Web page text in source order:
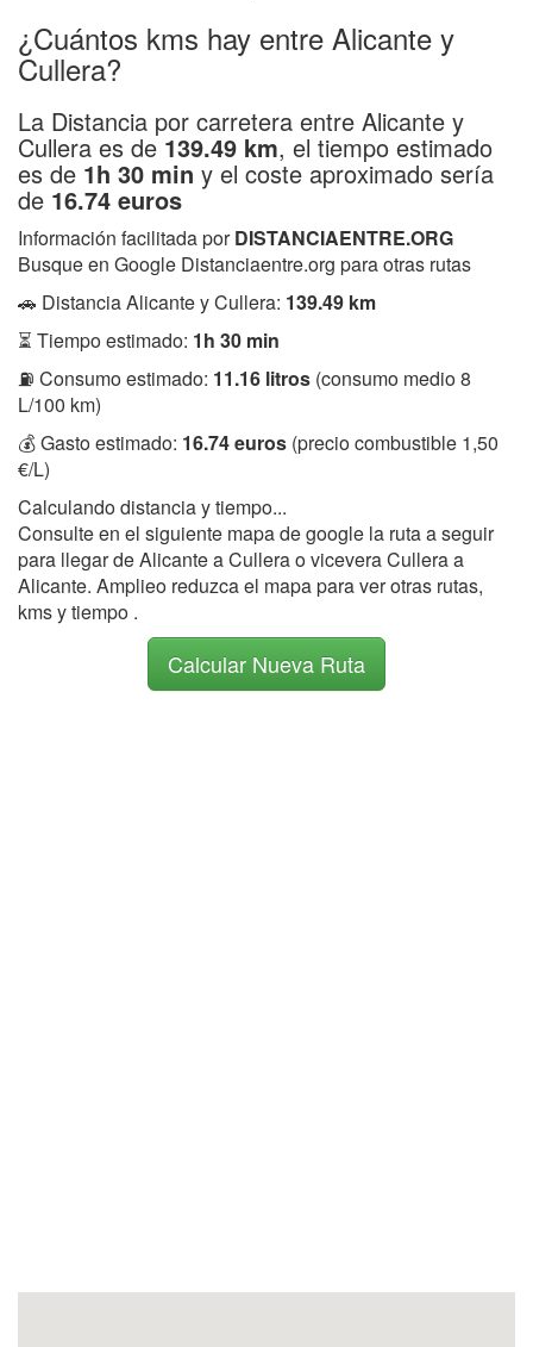
¿Cuántos kms hay entre Alicante y
Cullera?
La Distancia por carretera entre Alicante y
Cullera es de 139.49 km, el tiempo estimado
es de 1h 30 min y el coste aproximado sería
de 16.74 euros
Información facilitada porDISTANCIAENTRE.ORG
Busque en Google Distanciaentre.org para otras rutas
🚗 Distancia Alicante y Cullera: 139.49 km
⏳ Tiempo estimado: 1h 30 min
⛽ Consumo estimado: 11.16 litros (consumo medio 8
L/100 km)
💰 Gasto estimado: 16.74 euros (precio combustible 1,50
€/L)
Calculando distancia y tiempo...
Consulte en el siguiente mapa de google la ruta a seguir
para llegar de Alicante a Cullera o vicevera Cullera a
Alicante. Amplieo reduzca el mapa para ver otras rutas,
kms y tiempo .
Calcular Nueva Ruta